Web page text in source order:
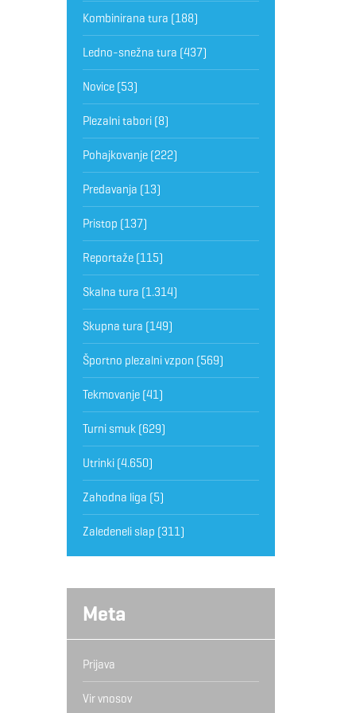
Kombinirana tura (188)
Ledno-snežna tura (437)
Novice(53)
Plezalni tabori(8)
Pohajkovanje(222)
Predavanja (13)
Pristop (137)
Reportaže(115)
Skalna tura (1.314)
Skupna tura (149)
Športno plezalni vzpon (569)
Tekmovanje(41)
Turni smuk(629)
Utrinki(4.650)
Zahodna liga (5)
Zaledeneli slap (311)
Meta
Prijava
Vir vnosov